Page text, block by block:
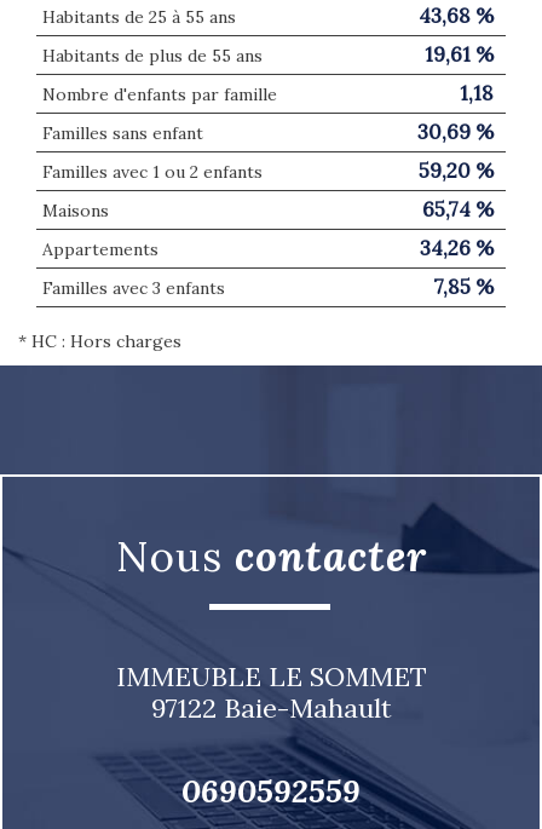
Habitants de 25 à 55 ans 43,68 %
Habitants de plus de 55 ans 19,61 %
Nombre d'enfants par famille 1,18
Familles sans enfant 30,69 %
Familles avec 1 ou 2 enfants 59,20 %
Maisons 65,74 %
Appartements 34,26 %
Familles avec 3 enfants 7,85 %
* HC : Hors charges
nous contacter
IMMEUBLE LE SOMMET
97122 Baie-Mahault
0690592559